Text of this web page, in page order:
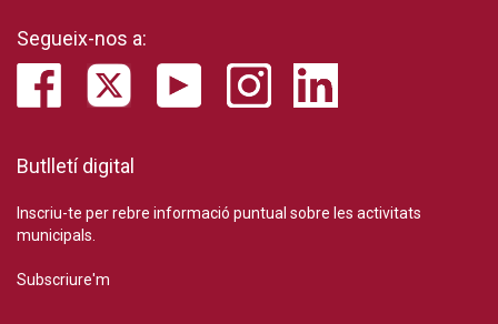
Segueix-nos a:
Butlletí digital
Inscriu-te per rebre informació puntual sobre les activitats
municipals.
Subscriure'm